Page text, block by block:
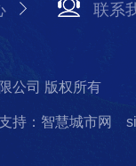
联系
公司 版权所有
持：智慧城市网